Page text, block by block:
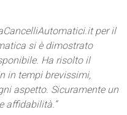
per il
si è dimostrato
Ha risolto il
in tempi brevissimi,
aspetto. Sicuramente un
affidabilità.”